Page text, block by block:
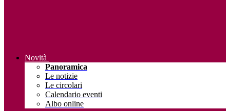
Novità
Panoramica
Le notizie
Le circolari
Calendario eventi
Albo online